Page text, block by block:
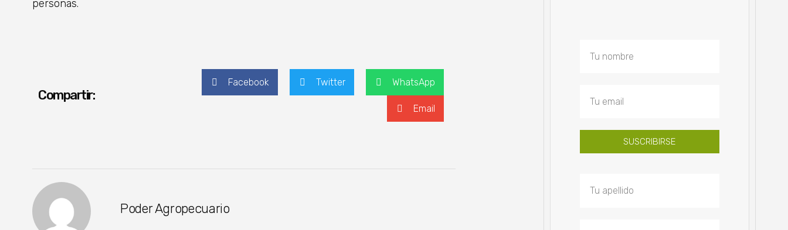
personas.
Compartir:
Facebook Twitter WhatsApp
Email
Poder Agropecuario
SUSCRIBIRSE